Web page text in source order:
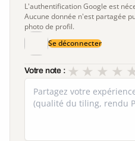
L'authentification Google est
Aucune donnée n'est partagée
photo de profil.
Se déconnecter
Votre note : ★
★
★
★